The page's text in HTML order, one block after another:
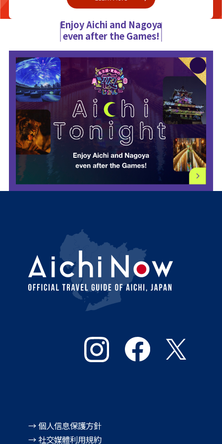
Enjoy Aichi and Nagoya
even after the Games!
→ 個人信息保護方針
→ 社交媒體利用規約